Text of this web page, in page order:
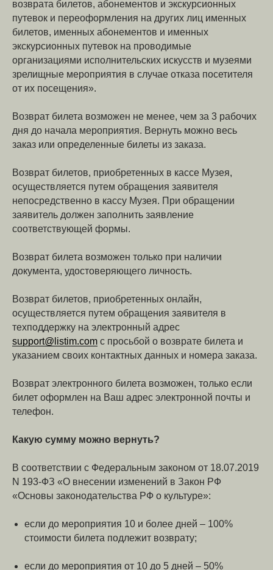
возврата билетов, абонементов и экскурсионных
путевок и переоформления на других лиц именных
билетов, именных абонементов и именных
экскурсионных путевок на проводимые
организациями исполнительских искусств и музеями
зрелищные мероприятия в случае отказа посетителя
от их посещения».
Возврат билета возможен не менее, чем за 3 рабочих
дня до начала мероприятия. Вернуть можно весь
заказ или определенные билеты из заказа.
Возврат билетов, приобретенных в кассе Музея,
осуществляется путем обращения заявителя
непосредственно в кассу Музея. При обращении
заявитель должен заполнить заявление
соответствующей формы.
Возврат билета возможен только при наличии
документа, удостоверяющего личность.
Возврат билетов, приобретенных онлайн,
осуществляется путем обращения заявителя в
техподдержку на электронный адрес
support@listim.com с просьбой о возврате билета и
указанием своих контактных данных и номера заказа.
Возврат электронного билета возможен, только если
билет оформлен на Ваш адрес электронной почты и
телефон.
Какую сумму можно вернуть?
В соответствии с Федеральным законом от 18.07.2019
N 193-ФЗ «О внесении изменений в Закон РФ
«Основы законодательства РФ о культуре»:
если до мероприятия 10 и более дней – 100%
стоимости билета подлежит возврату;
если до мероприятия от 10 до 5 дней – 50%